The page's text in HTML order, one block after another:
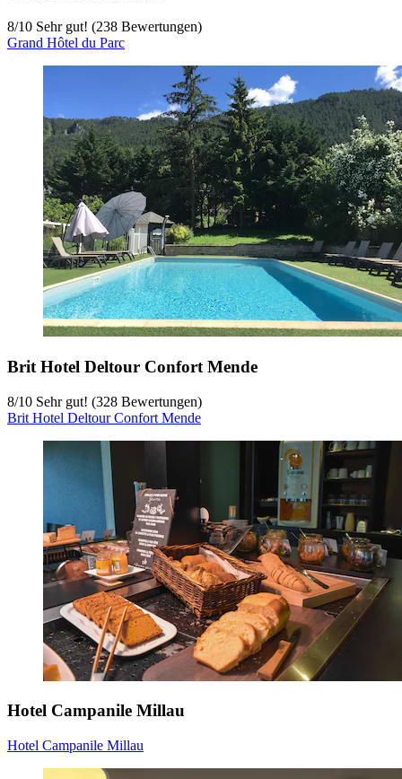
8/10 Sehr gut! (238 Bewertungen)
Grand Hôtel du Parc
Brit Hotel Deltour Confort Mende
8/10 Sehr gut! (328 Bewertungen)
Brit Hotel Deltour Confort Mende
Hotel Campanile Millau
Hotel Campanile Millau